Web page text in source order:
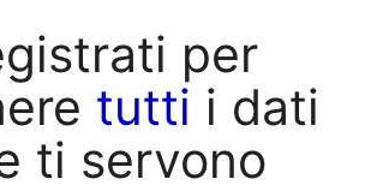
per
tutti i dati
ti servono